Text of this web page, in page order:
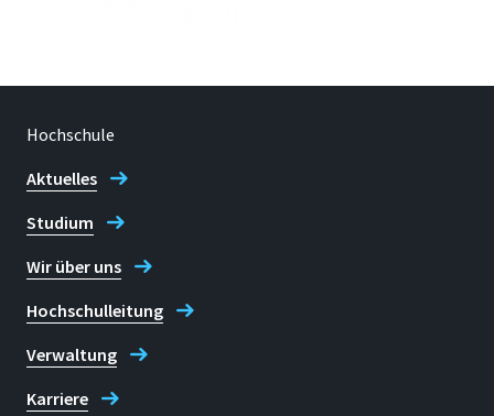
Hochschule
Aktuelles
Studium
Wir über uns
Hochschulleitung
Verwaltung
Karriere